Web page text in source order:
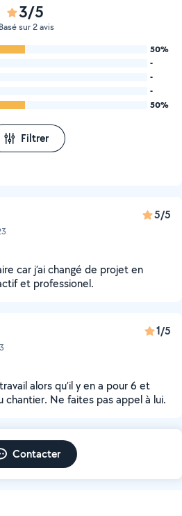
3/5
Basé sur 2 avis
50%
-
-
-
50%
Filtrer
5/5
car j’ai changé de projet en
et professionel.
1/5
alors qu’il y en a pour 6 et
chantier. Ne faites pas appel à lui.
Contacter